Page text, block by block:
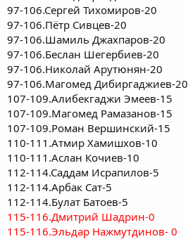
97-106.Сергей Тихомиров-20
97-106.Пётр Сивцев-20
97-106.Шамиль Джахпаров-20
97-106.Беслан Шегербиев-20
97-106.Николай Арутюнян-20
97-106.Магомед Дибиргаджиев-20
107-109.Алибекгаджи Эмеев-15
107-109.Магомед Рамазанов-15
107-109.Роман Вершинский-15
110-111.Атмир Хамишхов-10
110-111.Аслан Кочиев-10
112-114.Саддам Исрапилов-5
112-114.Арбак Сат-5
112-114.Булат Батоев-5
115-116.Дмитрий Шадрин-0
115-116.Эльдар Нажмутдинов- 0